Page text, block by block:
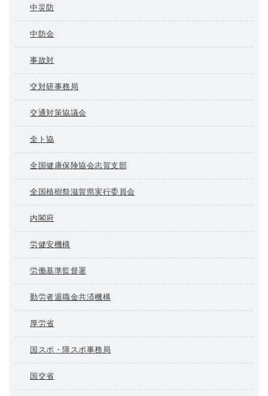
中災防
中防会
事故対
交対研事務局
交通対策協議会
全ト協
全国健康保険協会志賀支部
全国植樹祭滋賀県実行委員会
内閣府
労健安機構
労働基準監督署
勤労者退職金共済機構
厚労省
国スポ・障スポ事務局
国交省